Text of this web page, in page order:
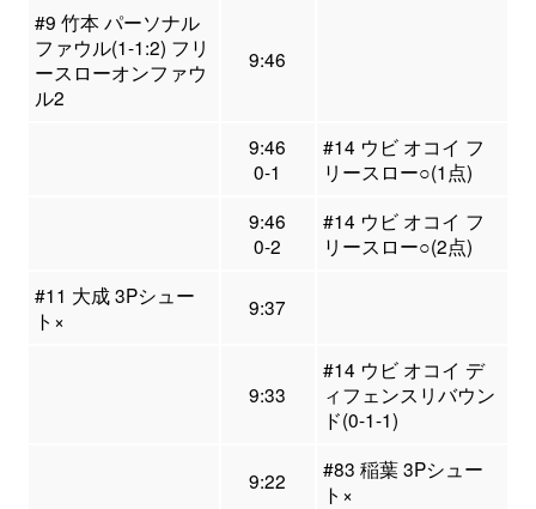
#9 竹本 パーソナル
ファウル(1-1:2) フリ
ースローオンファウ
ル2
9:46
9:46
0-1
#14 ウビ オコイ フ
リースロー○(1点)
9:46
0-2
#14 ウビ オコイ フ
リースロー○(2点)
#11 大成 3Pシュー
ト×
9:37
9:33
#14 ウビ オコイ デ
ィフェンスリバウン
ド(0-1-1)
9:22
#83 稲葉 3Pシュー
ト×